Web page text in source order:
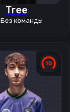
Tree
Без команды